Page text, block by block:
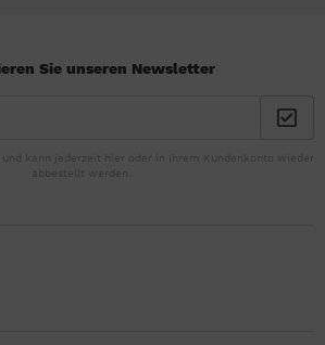
Sie unseren Newsletter
und kann jederzeit hier oder in Ihrem Kundenkonto wieder
abbestellt werden.